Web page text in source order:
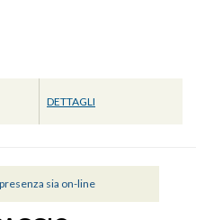
DETTAGLI
sia on-line